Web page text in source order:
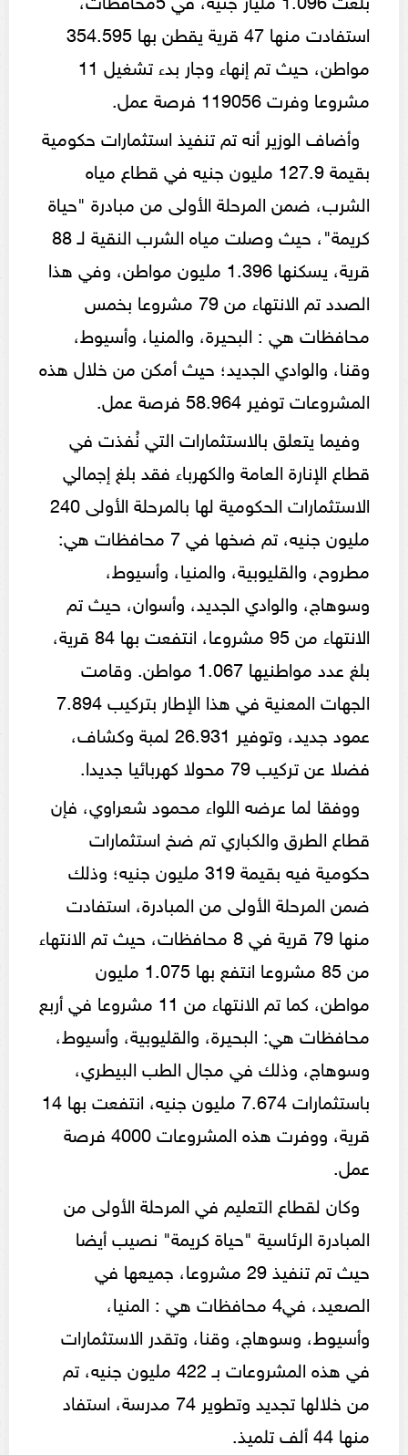
استفادت منها 47 قرية يقطن بها 354.595
مواطن، حيث تم إنهاء وجار بدء تشغيل 11
مشروعا وفرت 119056 فرصة عمل.
وأضاف الوزير أنه تم تنفيذ استثمارات حكومية
بقيمة 127.9 مليون جنيه في قطاع مياه
الشرب، ضمن المرحلة الأولى من مبادرة "حياة
كريمة"، حيث وصلت مياه الشرب النقية لـ 88
قرية، يسكنها 1.396 مليون مواطن، وفي هذا
الصدد تم الانتهاء من 79 مشروعا بخمس
محافظات هي : البحيرة، والمنيا، وأسيوط،
وقنا، والوادي الجديد؛ حيث أمكن من خلال هذه
المشروعات توفير 58.964 فرصة عمل.
وفيما يتعلق بالاستثمارات التي نُفذت في
قطاع الإنارة العامة والكهرباء فقد بلغ إجمالي
الاستثمارات الحكومية لها بالمرحلة الأولى 240
مليون جنيه، تم ضخها في 7 محافظات هي:
مطروح، والقليوبية، والمنيا، وأسيوط،
وسوهاج، والوادي الجديد، وأسوان، حيث تم
الانتهاء من 95 مشروعا، انتفعت بها 84 قرية،
بلغ عدد مواطنيها 1.067 مواطن. وقامت
الجهات المعنية في هذا الإطار بتركيب 7.894
عمود جديد، وتوفير 26.931 لمبة وكشاف،
فضلا عن تركيب 79 محولا كهربائيا جديدا.
ووفقا لما عرضه اللواء محمود شعراوي، فإن
قطاع الطرق والكباري تم ضخ استثمارات
حكومية فيه بقيمة 319 مليون جنيه؛ وذلك
ضمن المرحلة الأولى من المبادرة، استفادت
منها 79 قرية في 8 محافظات، حيث تم الانتهاء
من 85 مشروعا انتفع بها 1.075 مليون
مواطن، كما تم الانتهاء من 11 مشروعا في أربع
محافظات هي: البحيرة، والقليوبية، وأسيوط،
وسوهاج، وذلك في مجال الطب البيطري،
باستثمارات 7.674 مليون جنيه، انتفعت بها 14
قرية، ووفرت هذه المشروعات 4000 فرصة
عمل.
وكان لقطاع التعليم في المرحلة الأولى من
المبادرة الرئاسية "حياة كريمة" نصيب أيضا
حيث تم تنفيذ 29 مشروعا، جميعها في
الصعيد، في4 محافظات هي : المنيا،
وأسيوط، وسوهاج، وقنا، وتقدر الاستثمارات
في هذه المشروعات بـ 422 مليون جنيه، تم
من خلالها تجديد وتطوير 74 مدرسة، استفاد
منها 44 ألف تلميذ.